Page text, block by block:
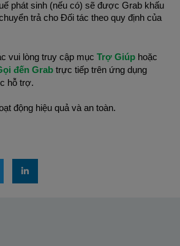
phát sinh (nếu có) sẽ được Grab khấu
trả cho Đối tác theo quy định của
vui lòng truy cập mục Trợ Giúp hoặc
đến Grab trực tiếp trên ứng dụng
hỗ trợ.
động hiệu quả và an toàn.